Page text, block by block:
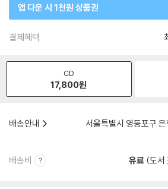
앱 다운 시 1천원 상품권
결제혜택
CD
17,800원
배송안내
서울특별시 영등포구
배송비 유료 (도서